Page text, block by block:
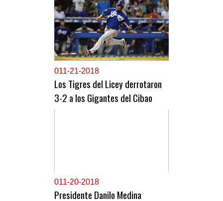
011-21-2018
Los Tigres del Licey derrotaron
3-2 a los Gigantes del Cibao
011-20-2018
Presidente Danilo Medina